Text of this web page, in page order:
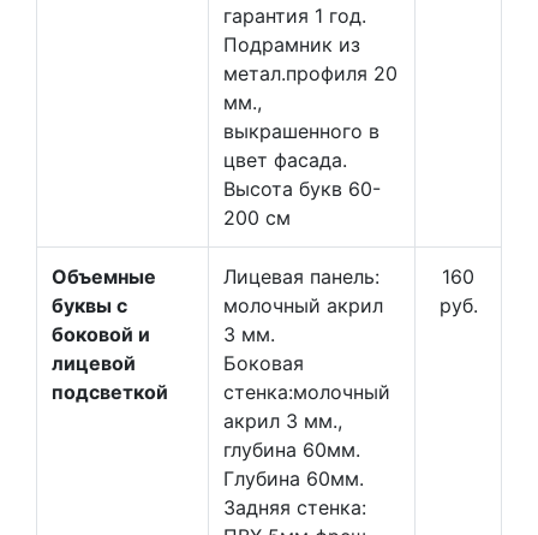
гарантия 1 год.
Подрамник из
метал.профиля 20
мм.,
выкрашенного в
цвет фасада.
Высота букв 60-
200 см
Объемные
буквы с
боковой и
лицевой
подсветкой
Лицевая панель:
молочный акрил
3 мм.
Боковая
стенка:молочный
акрил 3 мм.,
глубина 60мм.
Глубина 60мм.
Задняя стенка:
160
руб.